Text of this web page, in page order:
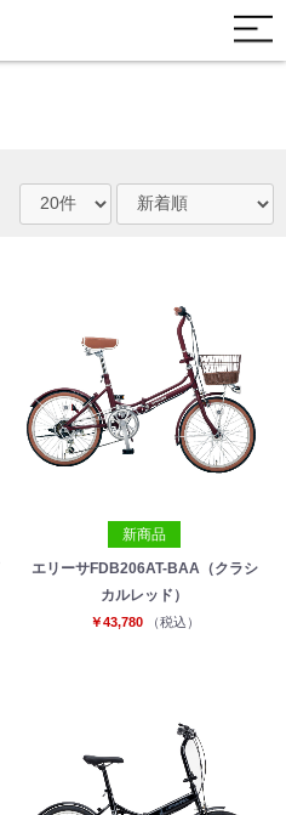
新商品
エリーサFDB206AT-BAA（クラシ
カルレッド）
￥43,780 （税込）